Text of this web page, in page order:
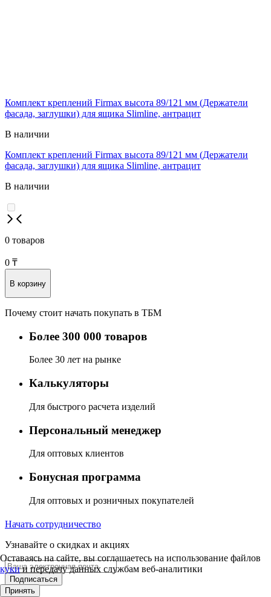
Комплект креплений Firmax высота 89/121 мм (Держатели
фасада, заглушки) для ящика Slimline, антрацит
В наличии
Комплект креплений Firmax высота 89/121 мм (Держатели
фасада, заглушки) для ящика Slimline, антрацит
В наличии
0 товаров
0 ₸
В корзину
Почему стоит начать покупать в ТБМ
Более 300 000 товаров
Более 30 лет на рынке
Калькуляторы
Для быстрого расчета изделий
Персональный менеджер
Для оптовых клиентов
Бонусная программа
Для оптовых и розничных покупателей
Начать сотрудничество
Узнавайте о скидках и акциях
Подписаться
Оставаясь на сайте, вы соглашаетесь на использование файлов
кукии передачу данных службам веб-аналитики
Принять